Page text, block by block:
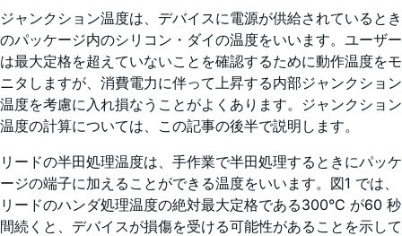
ジャンクション温度は、デバイスに電源が供給されているとき
のパッケージ内のシリコン・ダイの温度をいいます。ユーザー
は最大定格を超えていないことを確認するために動作温度をモ
ニタしますが、消費電力に伴って上昇する内部ジャンクション
温度を考慮に入れ損なうことがよくあります。ジャンクション
温度の計算については、この記事の後半で説明します。
リードの半田処理温度は、手作業で半田処理するときにパッケ
ージの端子に加えることができる温度をいいます。図1 では、
リードのハンダ処理温度の絶対最大定格である300°C が60 秒
間続くと、デバイスが損傷を受ける可能性があることを示して